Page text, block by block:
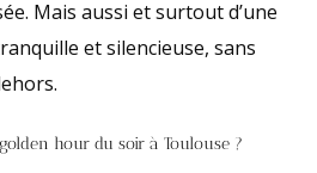
Mais aussi et surtout d’une
et silencieuse, sans
hour du soir à Toulouse ?